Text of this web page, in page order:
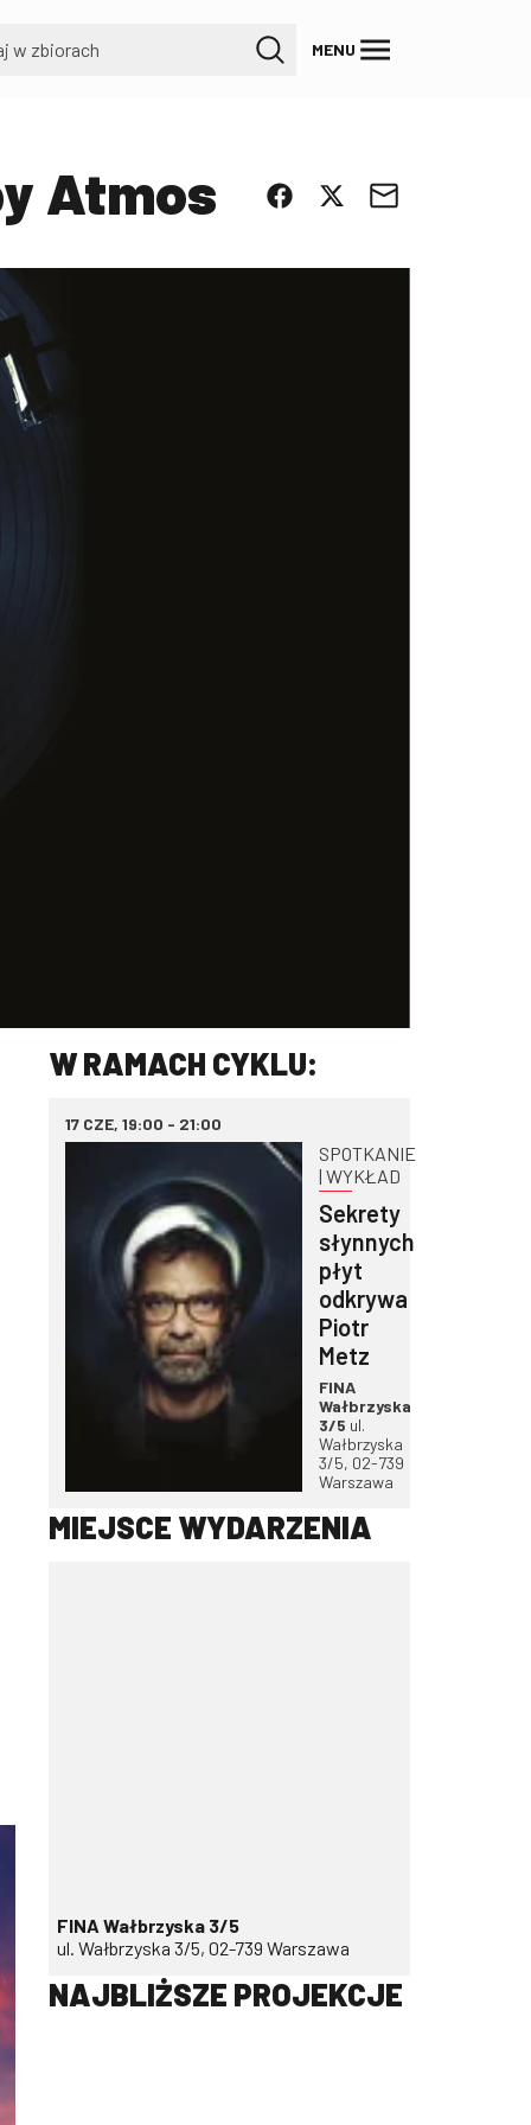
MENU
Atmos
W RAMACH CYKLU:
17 CZE, 19:00 - 21:00
SPOTKANIE
| WYKŁAD
Sekrety
słynnych
płyt
odkrywa
Piotr
Metz
FINA
Wałbrzyska
3/5 ul.
Wałbrzyska
3/5, 02-739
Warszawa
MIEJSCE WYDARZENIA
FINA Wałbrzyska 3/5
ul. Wałbrzyska 3/5, 02-739 Warszawa
NAJBLIŻSZE PROJEKCJE